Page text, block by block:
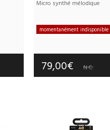
Micro synthé mélodique
momentanément indisponible
Garantie :3 an(s)
79,00€ N.C.